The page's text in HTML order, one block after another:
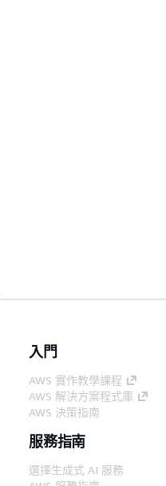
入門
AWS 實作教學課程
AWS 解決方案程式庫
AWS 決策指南
服務指南
選擇生成式 AI 服務